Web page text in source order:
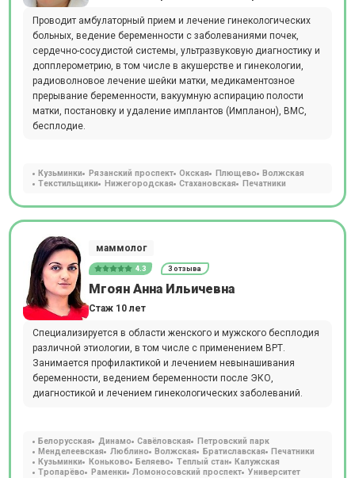
Проводит амбулаторный прием и лечение гинекологических
больных, ведение беременности с заболеваниями почек,
сердечно-сосудистой системы, ультразвуковую диагностику и
допплерометрию, в том числе в акушерстве и гинекологии,
радиоволновое лечение шейки матки, медикаментозное
прерывание беременности, вакуумную аспирацию полости
матки, постановку и удаление имплантов (Импланон), ВМС,
бесплодие.
Кузьминки Рязанский проспект Окская Плющево
Волжская
Текстильщики
Нижегородская Стахановская Печатники
маммолог
4.3 3 отзыва
Мгоян Анна Ильичевна
Стаж 10 лет
Специализируется в области женского и мужского бесплодия
различной этиологии, в том числе с применением ВРТ.
Занимается профилактикой и лечением невынашивания
беременности, ведением беременности после ЭКО,
диагностикой и лечением гинекологических заболеваний.
Белорусская Динамо Савёловская
Петровский парк
Менделеевская
Люблино Волжская Братиславская
Печатники
Кузьминки
Коньково Беляево Теплый стан
Калужская
Тропарёво
Раменки Ломоносовский проспект
Университет